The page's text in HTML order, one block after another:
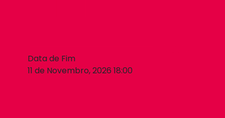
Data de Fim
11 de Novembro, 2026 18:00